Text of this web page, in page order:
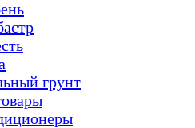
грунт